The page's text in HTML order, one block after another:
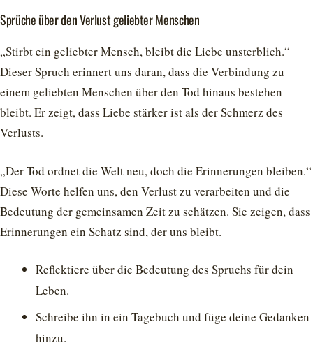
Sprüche über den Verlust geliebter Menschen
„Stirbt ein geliebter Mensch, bleibt die Liebe unsterblich.“
Dieser Spruch erinnert uns daran, dass die Verbindung zu
einem geliebten Menschen über den Tod hinaus bestehen
bleibt. Er zeigt, dass Liebe stärker ist als der Schmerz des
Verlusts.
„Der Tod ordnet die Welt neu, doch die Erinnerungen bleiben.“
Diese Worte helfen uns, den Verlust zu verarbeiten und die
Bedeutung der gemeinsamen Zeit zu schätzen. Sie zeigen, dass
Erinnerungen ein Schatz sind, der uns bleibt.
Reflektiere über die Bedeutung des Spruchs für dein
Leben.
Schreibe ihn in ein Tagebuch und füge deine Gedanken
hinzu.